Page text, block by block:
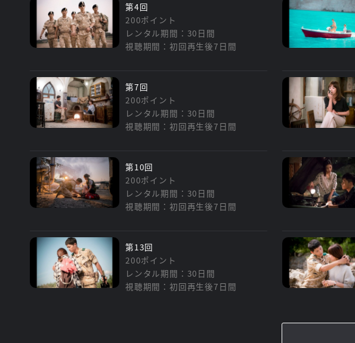
第4回
200ポイント
レンタル期間：30日間
視聴期間：初回再生後7日間
第7回
200ポイント
レンタル期間：30日間
視聴期間：初回再生後7日間
第10回
200ポイント
レンタル期間：30日間
視聴期間：初回再生後7日間
第13回
200ポイント
レンタル期間：30日間
視聴期間：初回再生後7日間